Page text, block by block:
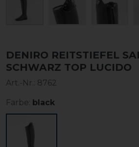
DENIRO REITSTIEFEL
SCHWARZ TOP LUCIDO
Art.-Nr.: 8762
Farbe: black